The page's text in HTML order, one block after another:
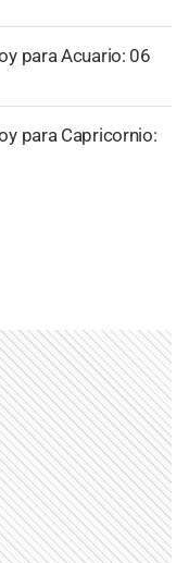
para Acuario: 06
para Capricornio: